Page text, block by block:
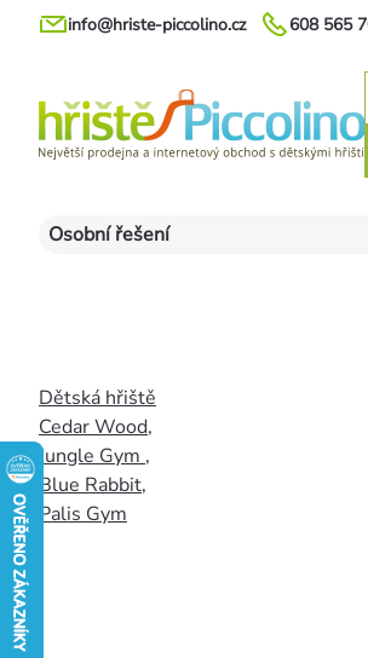
Přejít
608 565
info@hriste-piccolino.cz
Osobní řešení
Dětská hřiště
Cedar Wood,
Jungle Gym ,
Blue Rabbit,
Palis Gym